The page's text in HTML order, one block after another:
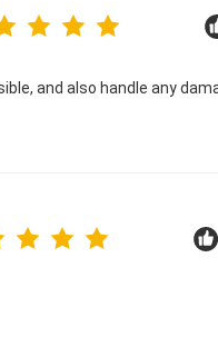
and also handle any